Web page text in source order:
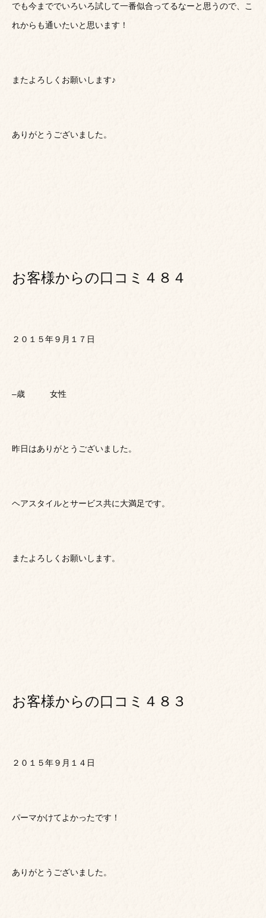
でも今まででいろいろ試して一番似合ってるなーと思うので、こ
れからも通いたいと思います！
またよろしくお願いします♪
ありがとうございました。
お客様からの口コミ４８４
２０１５年９月１７日
–歳 女性
昨日はありがとうございました。
ヘアスタイルとサービス共に大満足です。
またよろしくお願いします。
お客様からの口コミ４８３
２０１５年９月１４日
パーマかけてよかったです！
ありがとうございました。